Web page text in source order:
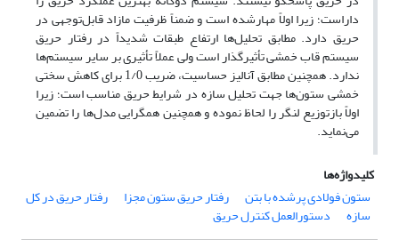
داراست؛ زیرا اولاً مهارشده است و ضمناً ظرفیت مازاد قابل‌توجهی در
حریق دارد. مطابق تحلیل‌ها ارتفاع طبقات شدیداً در رفتار حریق
سیستم قاب خمشی تأثیرگذار است ولی عملاً تأثیری بر سایر سیستم‌ها
ندارد. همچنین مطابق آنالیز حساسیت، ضریب 1/0 برای کاهش سختی
خمشی ستون‌ها جهت تحلیل سازه در شرایط حریق مناسب است؛ زیرا
اولاً بازتوزیع لنگر را لحاظ نموده و همچنین همگرایی مدل‌ها را تضمین
می‌نماید.
کلیدواژه‌ها
ستون فولادی پرشده با بتن
رفتار حریق ستون مجزا رفتار حریق در کل
سازه دستورالعمل کنترل حریق